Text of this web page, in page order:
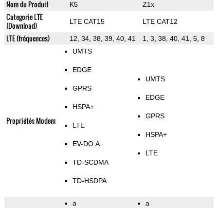
Nom du Produit K5 Z1x
Categorie LTE
(Download)
LTE CAT15 LTE CAT12
LTE (fréquences) 12, 34, 38, 39, 40, 41 1, 3, 38, 40, 41, 5, 8
Propriétés Modem
UMTS
EDGE
GPRS
HSPA+
LTE
EV-DO A
TD-SCDMA
TD-HSDPA
UMTS
EDGE
GPRS
HSPA+
LTE
a a